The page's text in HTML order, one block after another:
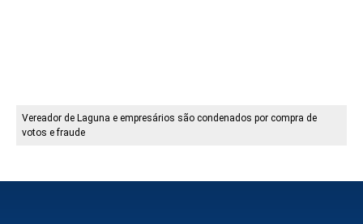
Vereador de Laguna e empresários são condenados por compra de
votos e fraude